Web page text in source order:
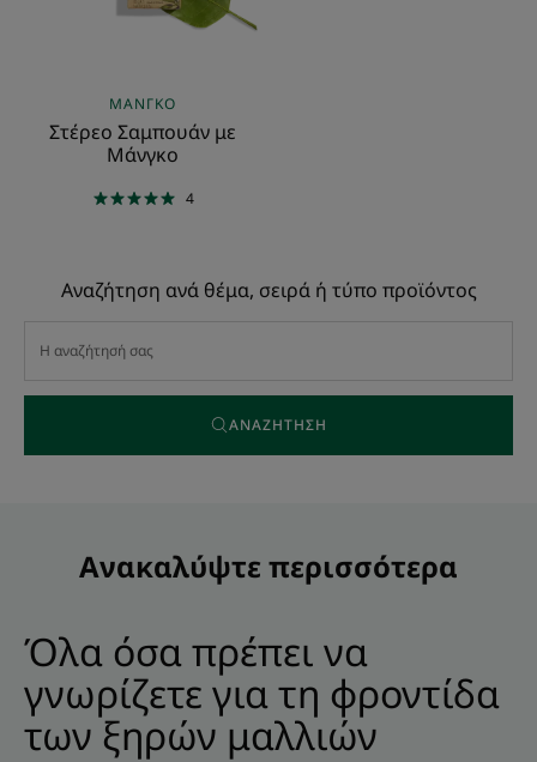
ΜΆΝΓΚΟ
Στέρεο Σαμπουάν με
Μάνγκο
4
Αναζήτηση ανά θέμα, σειρά ή τύπο προϊόντος
ΑΝΑΖΉΤΗΣΗ
Ανακαλύψτε περισσότερα
Όλα όσα πρέπει να
γνωρίζετε για τη φροντίδα
των ξηρών μαλλιών